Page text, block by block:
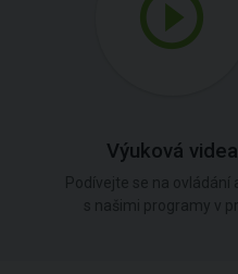
Výuková videa